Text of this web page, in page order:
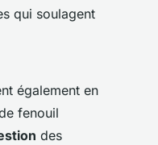
qui soulagent
également en
fenouil
des